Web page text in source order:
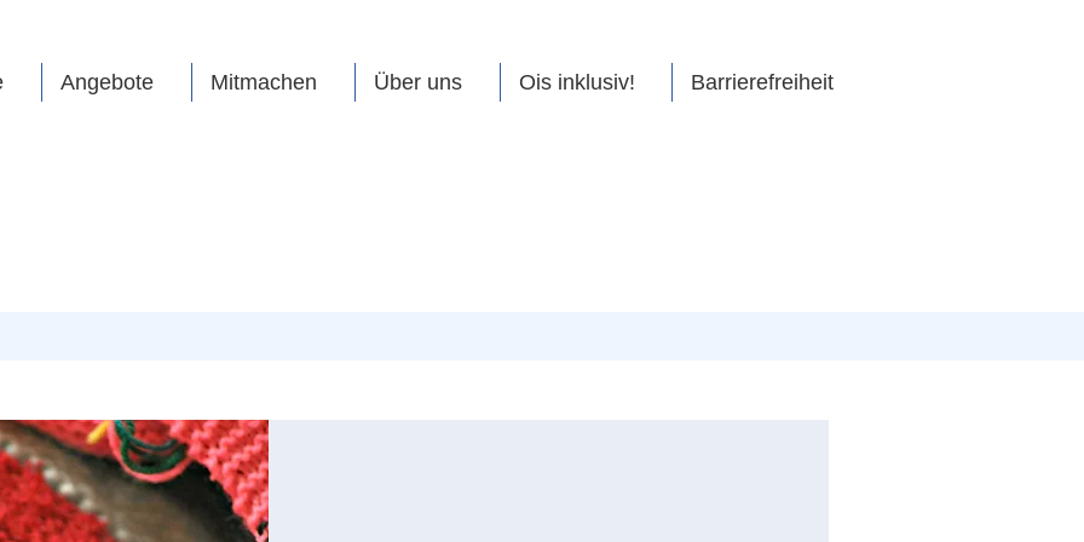
Angebote Mitmachen Über uns Ois inklusiv! Barrierefreiheit